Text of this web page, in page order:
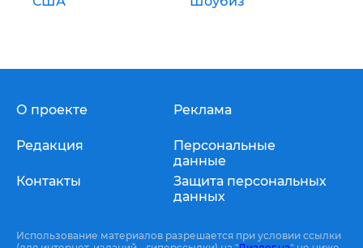
О проекте
Редакция
Контакты
Реклама
Персональные
данные
Защита персональных
данных
Использование материалов разрешается при условии ссылки